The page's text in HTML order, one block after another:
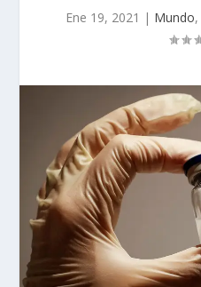
Ene 19, 2021 | Mundo,